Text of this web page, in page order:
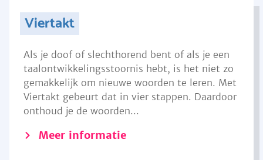
Viertakt
Als je doof of slechthorend bent of als je een
taalontwikkelingsstoornis hebt, is het niet zo
gemakkelijk om nieuwe woorden te leren. Met
Viertakt gebeurt dat in vier stappen. Daardoor
onthoud je de woorden...
Meer informatie